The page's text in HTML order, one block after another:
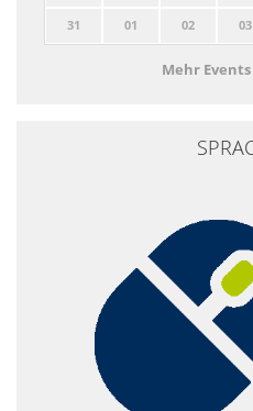
31 01 02 03
Mehr